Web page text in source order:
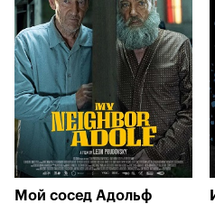
Мой сосед Адольф